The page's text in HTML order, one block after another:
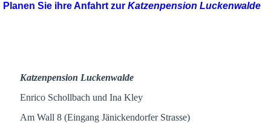
Planen Sie ihre Anfahrt zur Katzenpension Luckenwalde
Katzenpension Luckenwalde
Enrico Schollbach und Ina Kley
Am Wall 8 (Eingang Jänickendorfer Strasse)